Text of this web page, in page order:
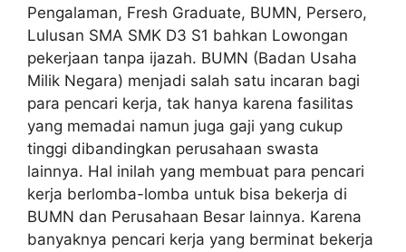
Pengalaman, Fresh Graduate, BUMN, Persero,
Lulusan SMA SMK D3 S1 bahkan Lowongan
pekerjaan tanpa ijazah. BUMN (Badan Usaha
Milik Negara) menjadi salah satu incaran bagi
para pencari kerja, tak hanya karena fasilitas
yang memadai namun juga gaji yang cukup
tinggi dibandingkan perusahaan swasta
lainnya. Hal inilah yang membuat para pencari
kerja berlomba-lomba untuk bisa bekerja di
BUMN dan Perusahaan Besar lainnya. Karena
banyaknya pencari kerja yang berminat bekerja